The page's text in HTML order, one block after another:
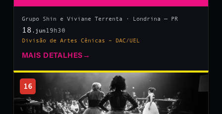
Grupo Shin e Viviane Terrenta · Londrina — PR
18 .jun 19h30
Divisão de Artes Cênicas – DAC/UEL
MAIS DETALHES →
16